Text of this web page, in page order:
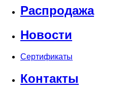
Распродажа
Новости
Сертификаты
Контакты